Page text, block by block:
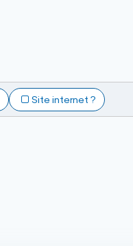
Site internet ?